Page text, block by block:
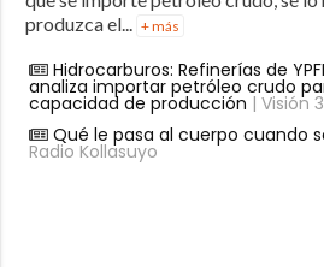
produzca el... + más
Hidrocarburos: Refinerías de
analiza importar petróleo crudo
capacidad de producción | Visión
Qué le pasa al cuerpo cuando
Radio Kollasuyo